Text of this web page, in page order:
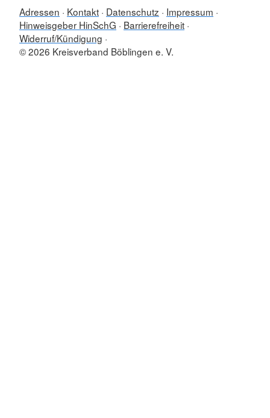
Adressen Kontakt Datenschutz
Impressum
Hinweisgeber HinSchG
Barrierefreiheit
Widerruf/Kündigung
© 2026 Kreisverband Böblingen e. V.